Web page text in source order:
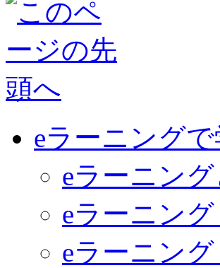
eラーニング
eラーニン
eラーニン
eラーニン